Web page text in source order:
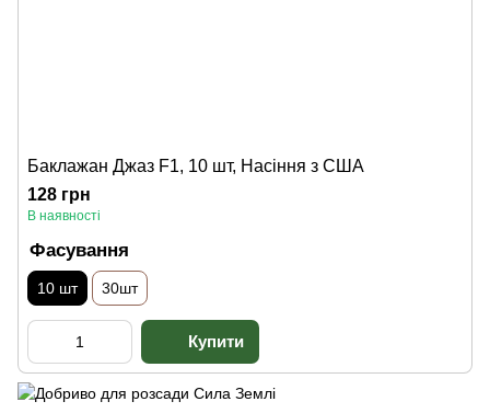
Баклажан Джаз F1, 10 шт, Насіння з США
128 грн
В наявності
Фасування
10 шт 30шт